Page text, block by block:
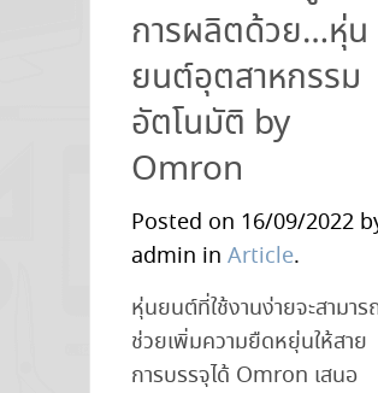
Omron
SCARA
Robot
–
การผลิตด้วย…หุ่น
ยนต์อุตสาหกรรม
อัตโนมัติ by
Omron
Posted on 16/09/2022
admin in Article.
หุ่นยนต์ที่ใช้งานง่ายจะสามาร
ช่วยเพิ่มความยืดหยุ่นให้สาย
การบรรจุได้ Omron เสนอ